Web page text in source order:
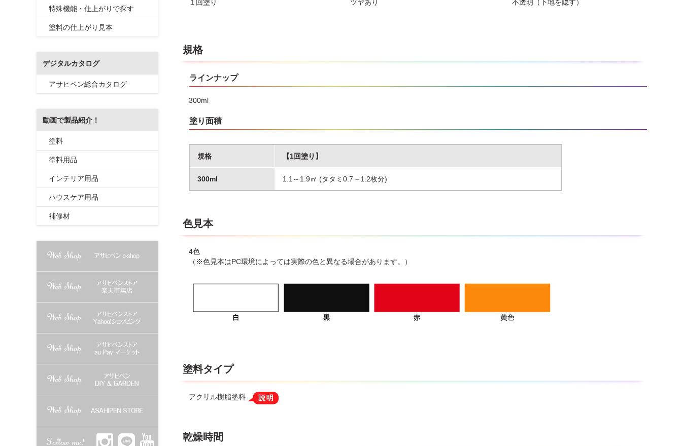
１回塗り ツヤあり 不透明（下地を隠す）
規格
ラインナップ
300ml
塗り面積
規格 【1回塗り】
300ml 1.1～1.9㎡ (タタミ0.7～1.2枚分)
色見本
4色
（※色見本はPC環境によっては実際の色と異なる場合があります。）
塗料タイプ
アクリル樹脂塗料
乾燥時間
特殊機能・仕上がりで探す
塗料の仕上がり見本
デジタルカタログ
アサヒペン総合カタログ
動画で製品紹介！
塗料
塗料用品
インテリア用品
ハウスケア用品
補修材